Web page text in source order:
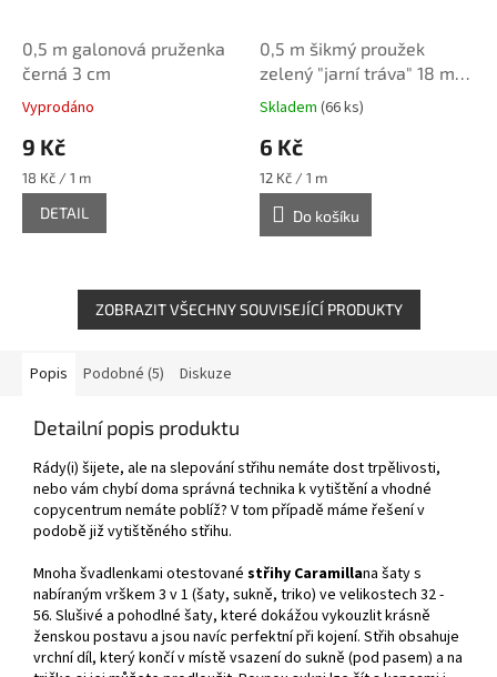
0,5 m galonová pruženka
černá 3 cm
Vyprodáno
9 Kč
Měrná
cena:
18 Kč / 1 m
DETAIL
0,5 m šikmý proužek
zelený "jarní tráva" 18 mm
(bavlna/polyester)
Skladem (66 ks)
6 Kč
Měrná
cena:
12 Kč / 1 m
Do košíku
ZOBRAZIT VŠECHNY SOUVISEJÍCÍ PRODUKTY
Popis Podobné (5) Diskuze
Detailní popis produktu
Rády(i) šijete, ale na slepování střihu nemáte dost trpělivosti,
nebo vám chybí doma správná technika k vytištění a vhodné
copycentrum nemáte poblíž? V tom případě máme řešení v
podobě již vytištěného střihu.
Mnoha švadlenkami otestované střihy Caramillana šaty s
nabíraným vrškem 3 v 1 (šaty, sukně, triko) ve velikostech 32 -
56. Slušivé a pohodlné šaty, které dokážou vykouzlit krásně
ženskou postavu a jsou navíc perfektní při kojení. Střih obsahuje
vrchní díl, který končí v místě vsazení do sukně (pod pasem) a na